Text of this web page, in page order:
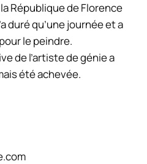
République de Florence
duré qu’une journée et a
le peindre.
de l’artiste de génie a
été achevée.